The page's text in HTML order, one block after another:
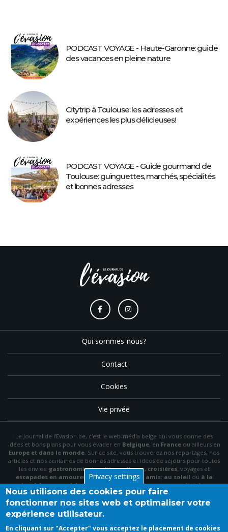
PODCAST VOYAGE - Haute-Garonne: guide
des vacances en pleine nature
Citytrip à Toulouse: les adresses et
expériences les plus délicieuses!
PODCAST VOYAGE - Guide gourmand de
Toulouse: guinguettes, marchés, spécialités
et bonnes adresses
Qui sommes-nous?
Contact
Cookies
Vie privée
Le Journal de l'Evasion.be, c'est le web-média belge qui vous donne des
idées et bons plans pour vous évader en Belgique, en Franceou ailleurs en
Europe et dans le monde . Sur ce site, vous trouverez nos reportages, nos
articles et nos centaines de bonnes adresses et idées de séjours pour toutes
les envies: gastronomie,insolite,wellness, croisières, voyages et
escapades en amoureux ,en famille,entre amis; au soleil ou à la
neige,à la merouà la montagne à la campagneou encitytrip, en
hôtel, en gîteou enchambre d'hôte…
N'hésitez pas à utiliser le menu et la barre de recherche pour trouver le bon
plan idéal parmi nos articles et archives, à "aimer" notre
vous inscrire à notre newsletter mensuelle pour recevoir en primeur nos
Privacy settings
Nous utilisons des cookies pour faire
fonctionner nos sites web et optimaliser votre
expérience utilisateur.
En cliquant sur "Accepter" vous acceptez le placement de cookies